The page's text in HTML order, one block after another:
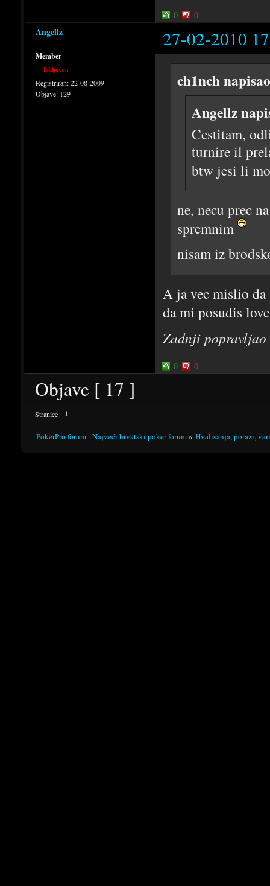
0 0
Angellz 27-02-2010
Member
Isključen
Registriran:22-08-2009
Objave: 129
ch1nch
Angellz
Cestitam,
turnire il
btw jesi li
ne, necu prec
spremnim
nisam iz
A ja vec mislio da
da mi posudis
Zadnji
0 0
Objave [ 17 ]
Stranice 1
PokerPro forum - Najveći hrvatski poker forum» Hvalisanja, porazi,